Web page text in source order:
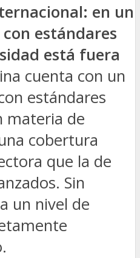
en un
estándares
está fuera
cuenta con un
estándares
materia de
cobertura
que la de
Sin
un nivel de